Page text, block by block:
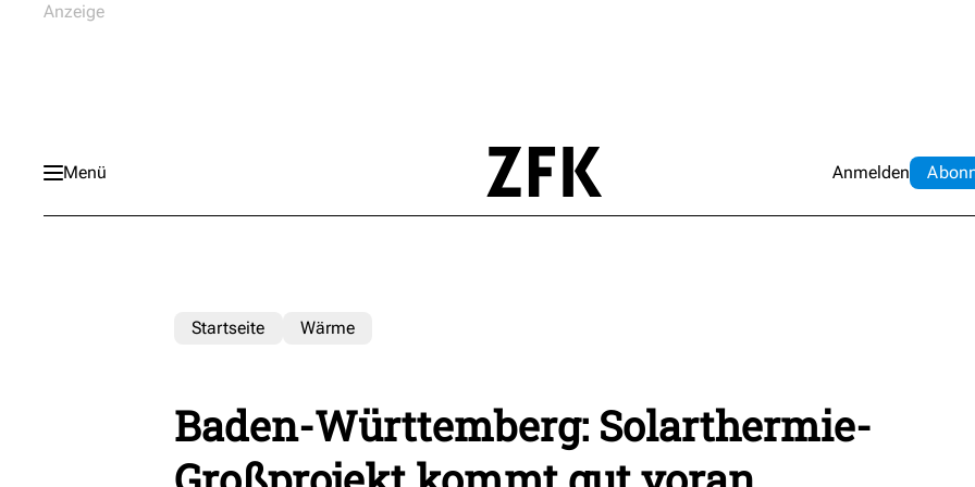
Menü Anmelden Abo
Startseite Wärme
Baden-Württemberg: Solarthermie-